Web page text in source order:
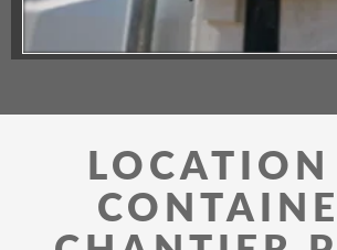
LOCATION